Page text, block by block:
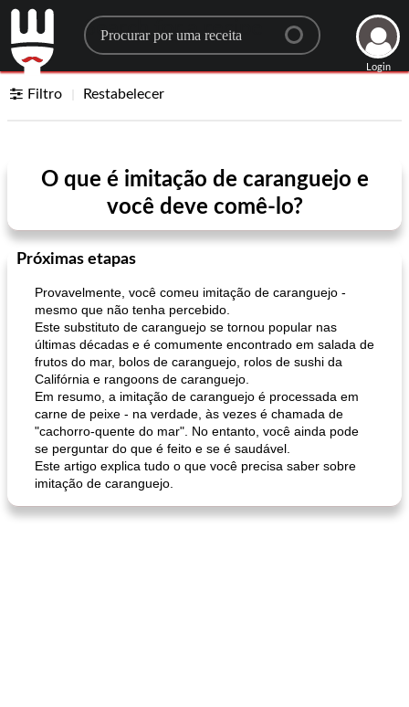
Search for a recipe
Login
Filtro Restabelecer
O que é imitação de caranguejo e
você deve comê-lo?
Próximas etapas
Provavelmente, você comeu imitação de caranguejo -
mesmo que não tenha percebido.
Este substituto de caranguejo se tornou popular nas
últimas décadas e é comumente encontrado em salada de
frutos do mar, bolos de caranguejo, rolos de sushi da
Califórnia e rangoons de caranguejo.
Em resumo, a imitação de caranguejo é processada em
carne de peixe - na verdade, às vezes é chamada de
"cachorro-quente do mar". No entanto, você ainda pode
se perguntar do que é feito e se é saudável.
Este artigo explica tudo o que você precisa saber sobre
imitação de caranguejo.